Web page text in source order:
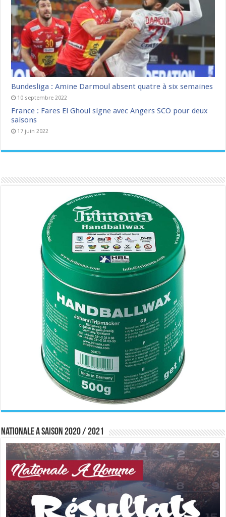
Bundesliga : Amine Darmoul absent quatre à six semaines
10 septembre 2022
France : Fares El Ghoul signe avec Angers SCO pour deux
saisons
17 juin 2022
Nationale A saison 2020 / 2021